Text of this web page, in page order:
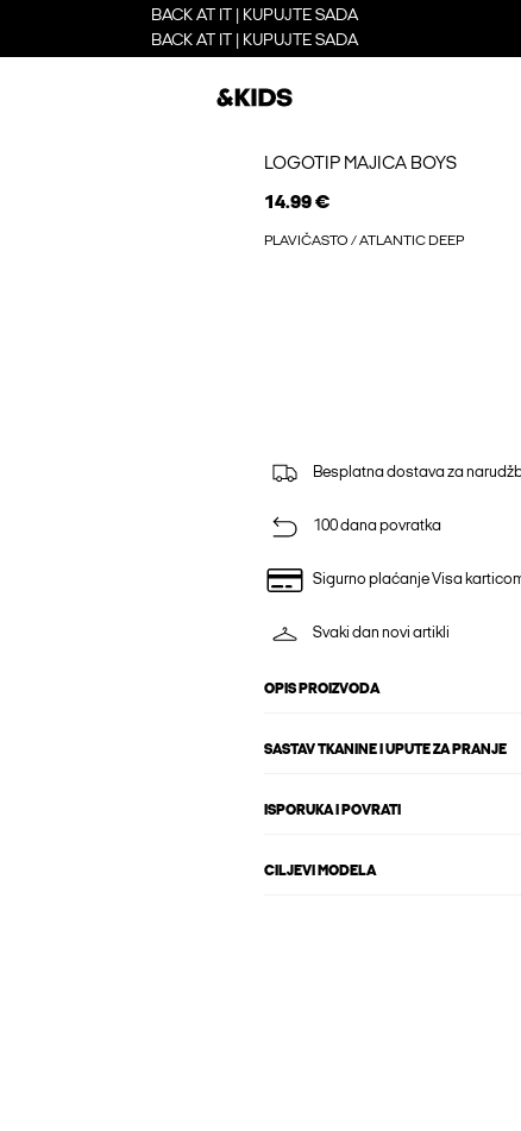
BACK AT IT | KUPUJTE SADA
BACK AT IT | KUPUJTE SADA
LOGOTIP MAJICA BOYS
14.99 €
PLAVIČASTO / ATLANTIC DEEP
Besplatna dostava za
100 dana povratka
Sigurno plaćanje Visa
Svaki dan novi artikli
OPIS PROIZVODA
SASTAV TKANINE I UPUTE ZA PRANJE
ISPORUKA I POVRATI
CILJEVI MODELA